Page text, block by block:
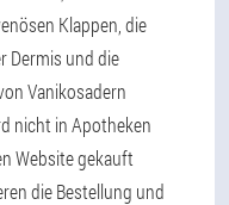
Klappen, die
Dermis und die
Vanikosadern
nicht in Apotheken
Website gekauft
die Bestellung und